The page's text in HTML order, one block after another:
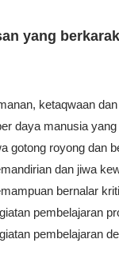
yang
ketaqwaan
daya manusia
gotong royong dan
dan jiwa
bernalar
pembelajaran
pembelajaran